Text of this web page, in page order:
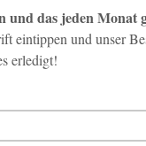
und bietet mit mehr Komfort und